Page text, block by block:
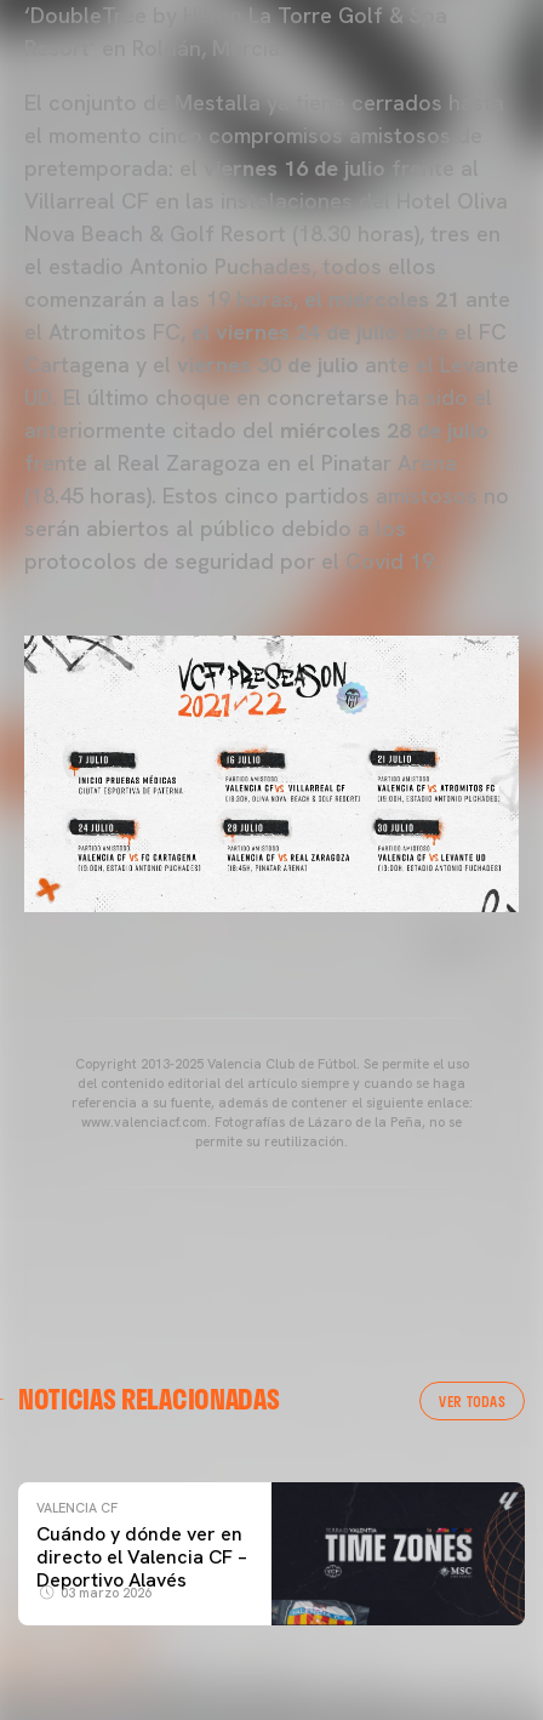
‘DoubleTree by Hilton La Torre Golf & Spa
El conjunto de Mestalla ya tiene cerrados hasta
el momento cinco compromisos amistosos de
viernes 16 de julio frente al
Villarreal CF en las instalaciones del Hotel Oliva
Nova Beach & Golf Resort (18.30 horas), tres en
el estadio Antonio Puchades, todos ellos
comenzarán a las 19 horas, el miércoles 21 ante
el Atromitos FC, el viernes 24 de julio
ante el FC
Cartagena y el viernes 30 de julio ante el Levante
UD. El último choque en concretarse ha sido el
anteriormente citado del miércoles 28 de julio
frente al Real Zaragoza en el Pinatar Arena
(18.45 horas). Estos cinco partidos amistosos no
serán abiertos al público debido a los
protocolos de seguridad por el Covid 19.
Copyright 2013-2025 Valencia Club de Fútbol. Se permite el uso
del contenido editorial del artículo siempre y cuando se haga
referencia a su fuente, además de contener el siguiente enlace:
www.valenciacf.com. Fotografías de Lázaro de la Peña, no se
permite su reutilización.
NOTICIAS RELACIONADAS VER TODAS
ENTRENAMIENTO DEL VALENCIA CF 04/03/26
VALENCIA CF
Cuándo y dónde ver en
directo el Valencia CF –
Deportivo Alavés
03 marzo 2026